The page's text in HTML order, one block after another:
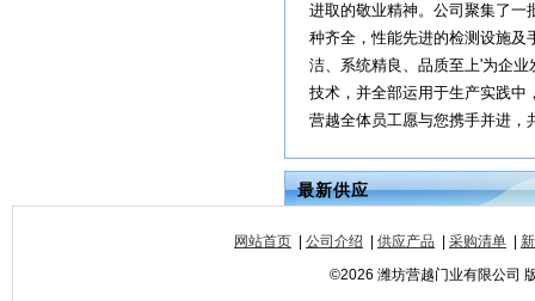
进取的敬业精神。公司聚集了一
种齐全，性能先进的检测设施及
洁、系统精良、品质至上'为企
技术，并全部运用于生产实践中
营越全体员工愿与您携手并进，
最新供应
网站首页 公司介绍 供应产品 采购清单
©2026 潍坊营越门业有限公司